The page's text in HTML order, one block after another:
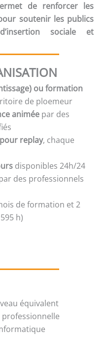
de renforcer les
soutenir les publics
sociale et
ou formation
de ploemeur
animée par des
pour replay, chaque
disponibles 24h/24
des professionnels
de formation et 2
h)
équivalent
professionnelle